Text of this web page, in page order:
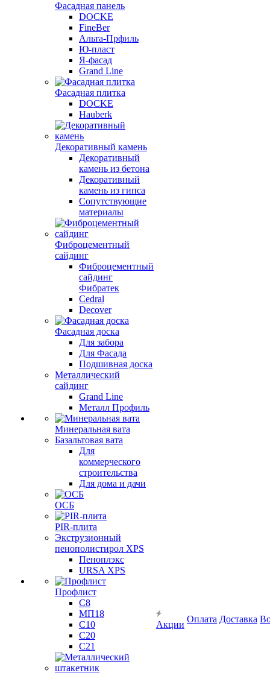
Фасадная панель
DOCKE
FineBer
Альта-Прфиль
Ю-пласт
Я-фасад
Grand Line
Фасадная плитка
DOCKE
Hauberk
Декоративный камень
Декоративный
камень из бетона
Декоративный
камень из гипса
Сопутствующие
материалы
Фиброцементный
сайдинг
Фиброцементный
сайдинг
Фибратек
Cedral
Decover
Фасадная доска
Для забора
Для Фасада
Подшивная доска
Металлический
сайдинг
Grand Line
Металл Профиль
Минеральная вата
Базальтовая вата
Для
коммерческого
строительства
Для дома и дачи
ОСБ
PIR-плита
Экструзионный
пенополистирол XPS
Пеноплэкс
URSA XPS
Профлист
С8
МП18
С10
С20
С21
Акции
Оплата Доставка